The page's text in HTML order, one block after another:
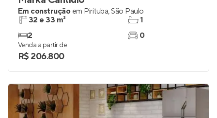
Em construção em Pirituba,São Paulo
32 e 33 m²
2
1
0
Venda a partir de
R$ 206.800